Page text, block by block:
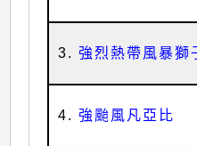
3.強烈熱帶風暴獅
4.強颱風凡亞比